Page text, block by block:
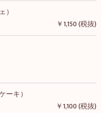
￥1,150 (税抜)
ーキ）
￥1,100 (税抜)